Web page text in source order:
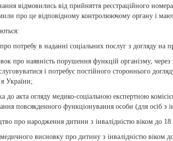
відмовились від прийняття реєстраційного
про це відповідному контролюючому органу і
потребу в наданні соціальних послуг з догляду на
про наявність порушення функцій організму, через
і потребує постійного стороннього
України;
до акта огляду медико-соціальною експертною
повсякденного функціонування особи (для осіб з
про народження дитини з інвалідністю віком до 18
висновку про дитину з інвалідністю віком